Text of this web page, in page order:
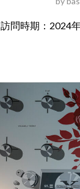
訪問時期：2024